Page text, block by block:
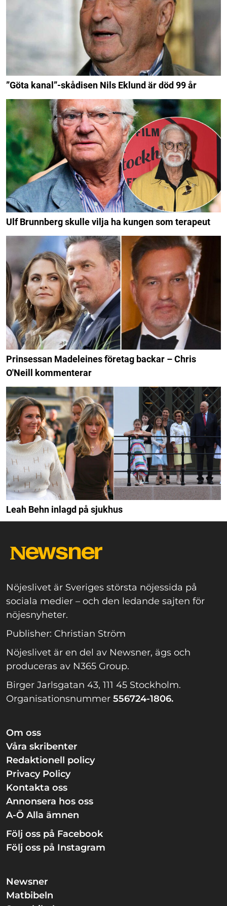
”Göta kanal”-skådisen Nils Eklund är död 99 år
Ulf Brunnberg skulle vilja ha kungen som terapeut
Prinsessan Madeleines företag backar – Chris
O'Neill kommenterar
Leah Behn inlagd på sjukhus
Nöjeslivet är Sveriges största nöjessida på
sociala medier – och den ledande sajten för
nöjesnyheter.
Publisher: Christian Ström
Nöjeslivet är en del av Newsner, ägs och
produceras av N365 Group.
Birger Jarlsgatan 43, 111 45 Stockholm.
Organisationsnummer 556724-1806.
Om oss
Våra skribenter
Redaktionell policy
Privacy Policy
Kontakta oss
Annonsera hos oss
A-Ö Alla ämnen
Följ oss på Facebook
Följ oss på Instagram
Newsner
Matbibeln